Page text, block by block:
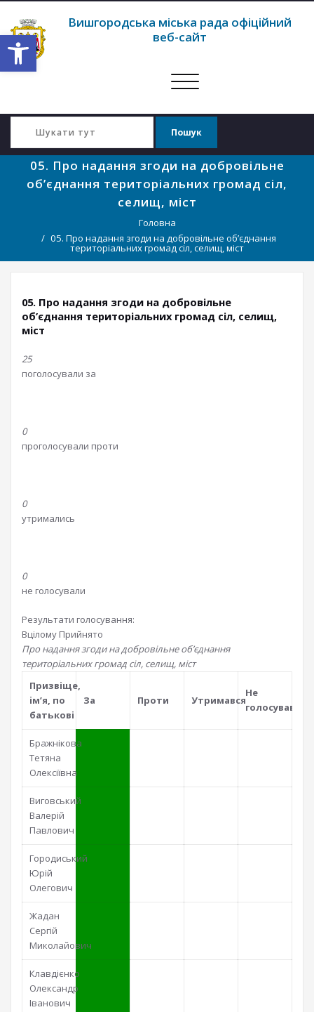
Відкрити Панель інструментів
Вишгородська міська рада офіційний
веб-сайт
Перемкнути
05. Про надання згоди на добровільне
об’єднання територіальних громад сіл,
селищ, міст
Головна
05. Про надання згоди на добровільне об’єднання
територіальних громад сіл, селищ, міст
05. Про надання згоди на добровільне
об’єднання територіальних громад сіл, селищ,
міст
25
поголосували за
0
проголосували проти
0
утримались
0
не голосували
Результати голосування:
Вцілому Прийнято
Про надання згоди на добровільне об’єднання
територіальних громад сіл, селищ, міст
Призвiще,
iм’я, по
батьковi
За Проти Утримався
Не
голосував
Бражнікова
Тетяна
Олексіївна
Виговський
Валерій
Павлович
Городиський
Юрій
Олегович
Жадан
Сергій
Миколайович
Клавдієнко
Олександр
Іванович